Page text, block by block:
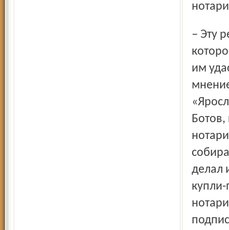
– Эту реформу продавливает нотариальное сообщество,
им
Ботов,
делал